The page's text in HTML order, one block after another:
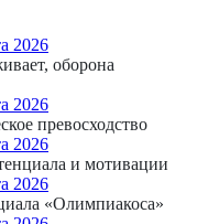
2026
оборона
2026
превосходство
2026
и мотивации
2026
«Олимпиакоса»